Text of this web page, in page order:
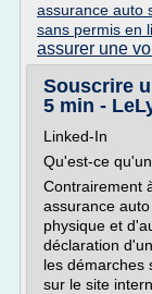
assurance auto
sans permis en
assurer une
Souscrire
5 min -
Linked-In
Qu'est-ce
Contrairement
assurance
physique et
déclaration
les démarches
sur le site